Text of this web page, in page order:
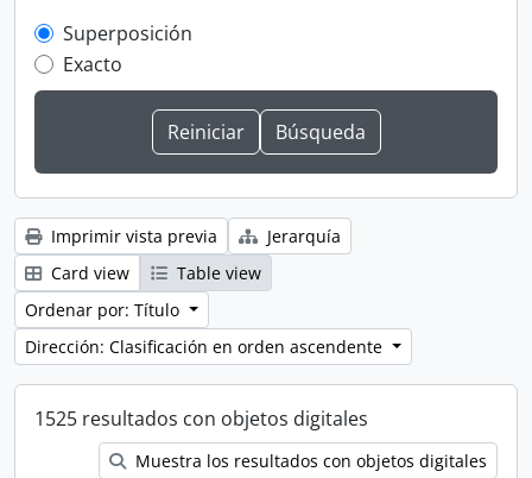
Superposición
Exacto
Imprimir vista previa
Jerarquía
Card view
Table view
Ordenar por: Título
Dirección: Clasificación en orden ascendente
1525 resultados con objetos digitales
Muestra los resultados con objetos digitales